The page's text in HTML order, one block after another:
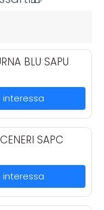
BLU SAPU
interessa
SAPC
interessa